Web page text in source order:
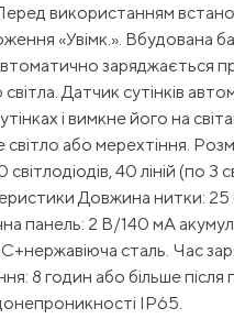
Перед використанням
«Увімк.». Вбудована
заряджається
Датчик сутінків
і вимкне його на
або мерехтіння.
40 ліній (по 3
Довжина нитки: 25
панель: 2 В/140 мА
сталь. Час
8 годин або більше після
IP65.